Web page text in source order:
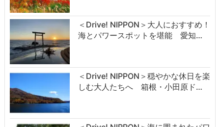
＜Drive! NIPPON＞大人におすすめ！
海とパワースポットを堪能 愛知…
＜Drive! NIPPON＞穏やかな休日を楽
しむ大人たちへ 箱根・小田原ド…